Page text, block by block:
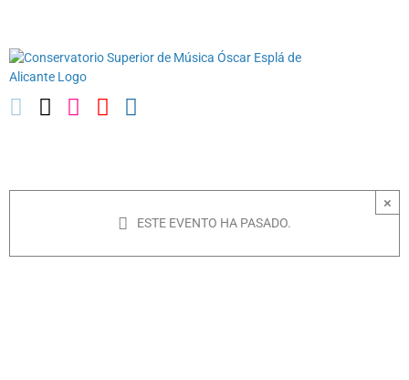
contenido
×
ESTE EVENTO HA PASADO.